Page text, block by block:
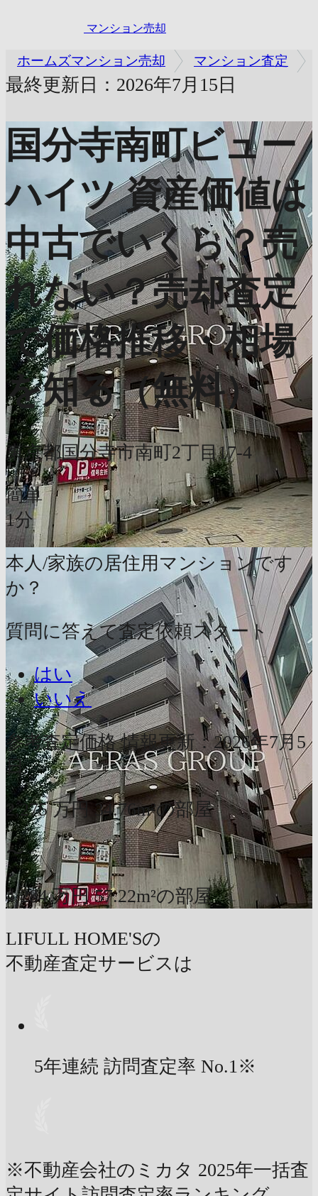
マンション売却
ホームズマンション売却 マンション査定
最終更新日：2026年7月15日
国分寺南町ビュー
ハイツ 資産価値は
中古でいくら？売
れない？売却査定
で価格推移・相場
を知る（無料）
東京都国分寺市南町2丁目17-4
簡単
1分
本人/家族の居住用マンションです
か？
質問に答えて査定依頼スタート
はい
いいえ
参考査定価格 情報更新：2026年7月5
日
2,275 万円 34.76m²の部屋
〜
4,284 万円 57.22m²の部屋
LIFULL HOME'Sの
不動産査定サービスは
5年連続 訪問査定率 No.1※
※不動産会社のミカタ 2025年一括査